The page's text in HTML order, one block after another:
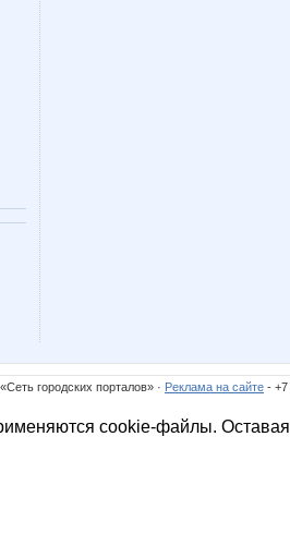
городских порталов» · Реклама на сайте -
cookie-файлы.